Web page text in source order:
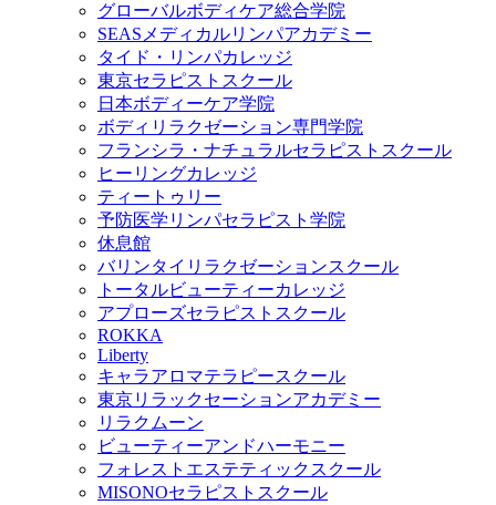
グローバルボディケア総合学院
SEASメディカルリンパアカデミー
タイド・リンパカレッジ
東京セラピストスクール
日本ボディーケア学院
ボディリラクゼーション専門学院
フランシラ・ナチュラルセラピストスクール
ヒーリングカレッジ
ティートゥリー
予防医学リンパセラピスト学院
休息館
バリンタイリラクゼーションスクール
トータルビューティーカレッジ
アプローズセラピストスクール
ROKKA
Liberty
キャラアロマテラピースクール
東京リラックセーションアカデミー
リラクムーン
ビューティーアンドハーモニー
フォレストエステティックスクール
MISONOセラピストスクール